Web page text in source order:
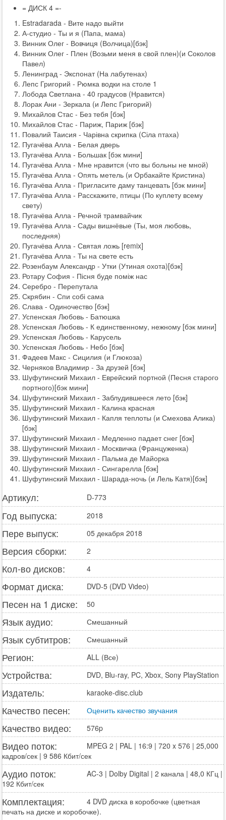
= ДИСК 4 =-
Estradarada - Вите надо выйти
А-студио - Ты и я (Папа, мама)
Винник Олег - Вовчиця (Волчица)[бэк]
Винник Олег - Плен (Возьми меня в свой плен)(и Соколов
Павел)
Ленинград - Экспонат (На лабутенах)
Лепс Григорий - Рюмка водки на столе 1
Лобода Светлана - 40 градусов (Нравится)
Лорак Ани - Зеркала (и Лепс Григорий)
Михайлов Стас - Без тебя [бэк]
Михайлов Стас - Париж, Париж [бэк]
Повалий Таисия - Чарівна скрипка (Сіла птаха)
Пугачёва Алла - Белая дверь
Пугачёва Алла - Большак [бэк мини]
Пугачёва Алла - Мне нравится (что вы больны не мной)
Пугачёва Алла - Опять метель (и Орбакайте Кристина)
Пугачёва Алла - Пригласите даму танцевать [бэк мини]
Пугачёва Алла - Расскажите, птицы (По куплету всему
свету)
Пугачёва Алла - Речной трамвайчик
Пугачёва Алла - Сады вишнёвые (Ты, моя любовь,
последняя)
Пугачёва Алла - Святая ложь [remix]
Пугачёва Алла - Ты на свете есть
Розенбаум Александр - Утки (Утиная охота)[бэк]
Ротару София - Пісня буде поміж нас
Серебро - Перепутала
Скрябин - Спи собі сама
Слава - Одиночество [бэк]
Успенская Любовь - Батюшка
Успенская Любовь - К единственному, нежному [бэк мини]
Успенская Любовь - Карусель
Успенская Любовь - Небо [бэк]
Фадеев Макс - Сицилия (и Глюкоза)
Черняков Владимир - За друзей [бэк]
Шуфутинский Михаил - Еврейский портной (Песня старого
портного)[бэк мини]
Шуфутинский Михаил - Заблудившееся лето [бэк]
Шуфутинский Михаил - Калина красная
Шуфутинский Михаил - Капля теплоты (и Смехова Алика)
[бэк]
Шуфутинский Михаил - Медленно падает снег [бэк]
Шуфутинский Михаил - Москвичка (Француженка)
Шуфутинский Михаил - Пальма де Майорка
Шуфутинский Михаил - Сингарелла [бэк]
Шуфутинский Михаил - Шарада-ночь (и Лель Катя)[бэк]
Артикул: D-773
Год выпуска: 2018
Пере выпуск: 05 декабря 2018
Версия сборки: 2
Кол-во дисков: 4
Формат диска: DVD-5 (DVD Video)
Песен на 1 диске: 50
Язык аудио: Смешанный
Язык субтитров: Смешанный
Регион: ALL (Все)
Устройства: DVD, Blu-ray, PC, Xbox, Sony PlayStation
Издатель: karaoke-disc.club
Качество песен: Оценить качество звучания
Качество видео: 576p
Видео поток:
MPEG 2 | PAL | 16:9 | 720 x 576 | 25,000
кадров/сек | 9 586 Кбит/сек
Аудио поток:
AC-3 | Dolby Digital | 2 канала | 48,0 КГц |
192 Кбит/сек
Комплектация:
4 DVD диска в коробочке (цветная
печать на диске и коробочке).